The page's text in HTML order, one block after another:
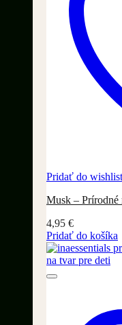
Pridať do
Musk –
4,95 €
Pridať do košíka